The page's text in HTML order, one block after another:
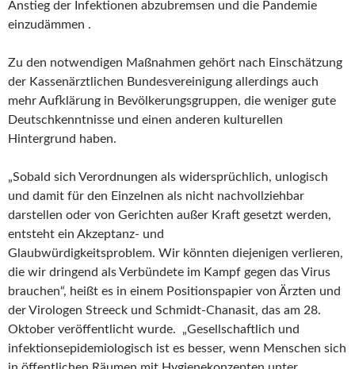
Anstieg der Infektionen abzubremsen und die Pandemie
einzudämmen .
Zu den notwendigen Maßnahmen gehört nach Einschätzung
der Kassenärztlichen Bundesvereinigung allerdings auch
mehr Aufklärung in Bevölkerungsgruppen, die weniger gute
Deutschkenntnisse und einen anderen kulturellen
Hintergrund haben.
„Sobald sich Verordnungen als widersprüchlich, unlogisch
und damit für den Einzelnen als nicht nachvollziehbar
darstellen oder von Gerichten außer Kraft gesetzt werden,
entsteht ein Akzeptanz- und
Glaubwürdigkeitsproblem. Wir könnten diejenigen verlieren,
die wir dringend als Verbündete im Kampf gegen das Virus
brauchen“, heißt es in einem Positionspapier von Ärzten und
der Virologen Streeck und Schmidt-Chanasit, das am 28.
Oktober veröffentlicht wurde. „Gesellschaftlich und
infektionsepidemiologisch ist es besser, wenn Menschen sich